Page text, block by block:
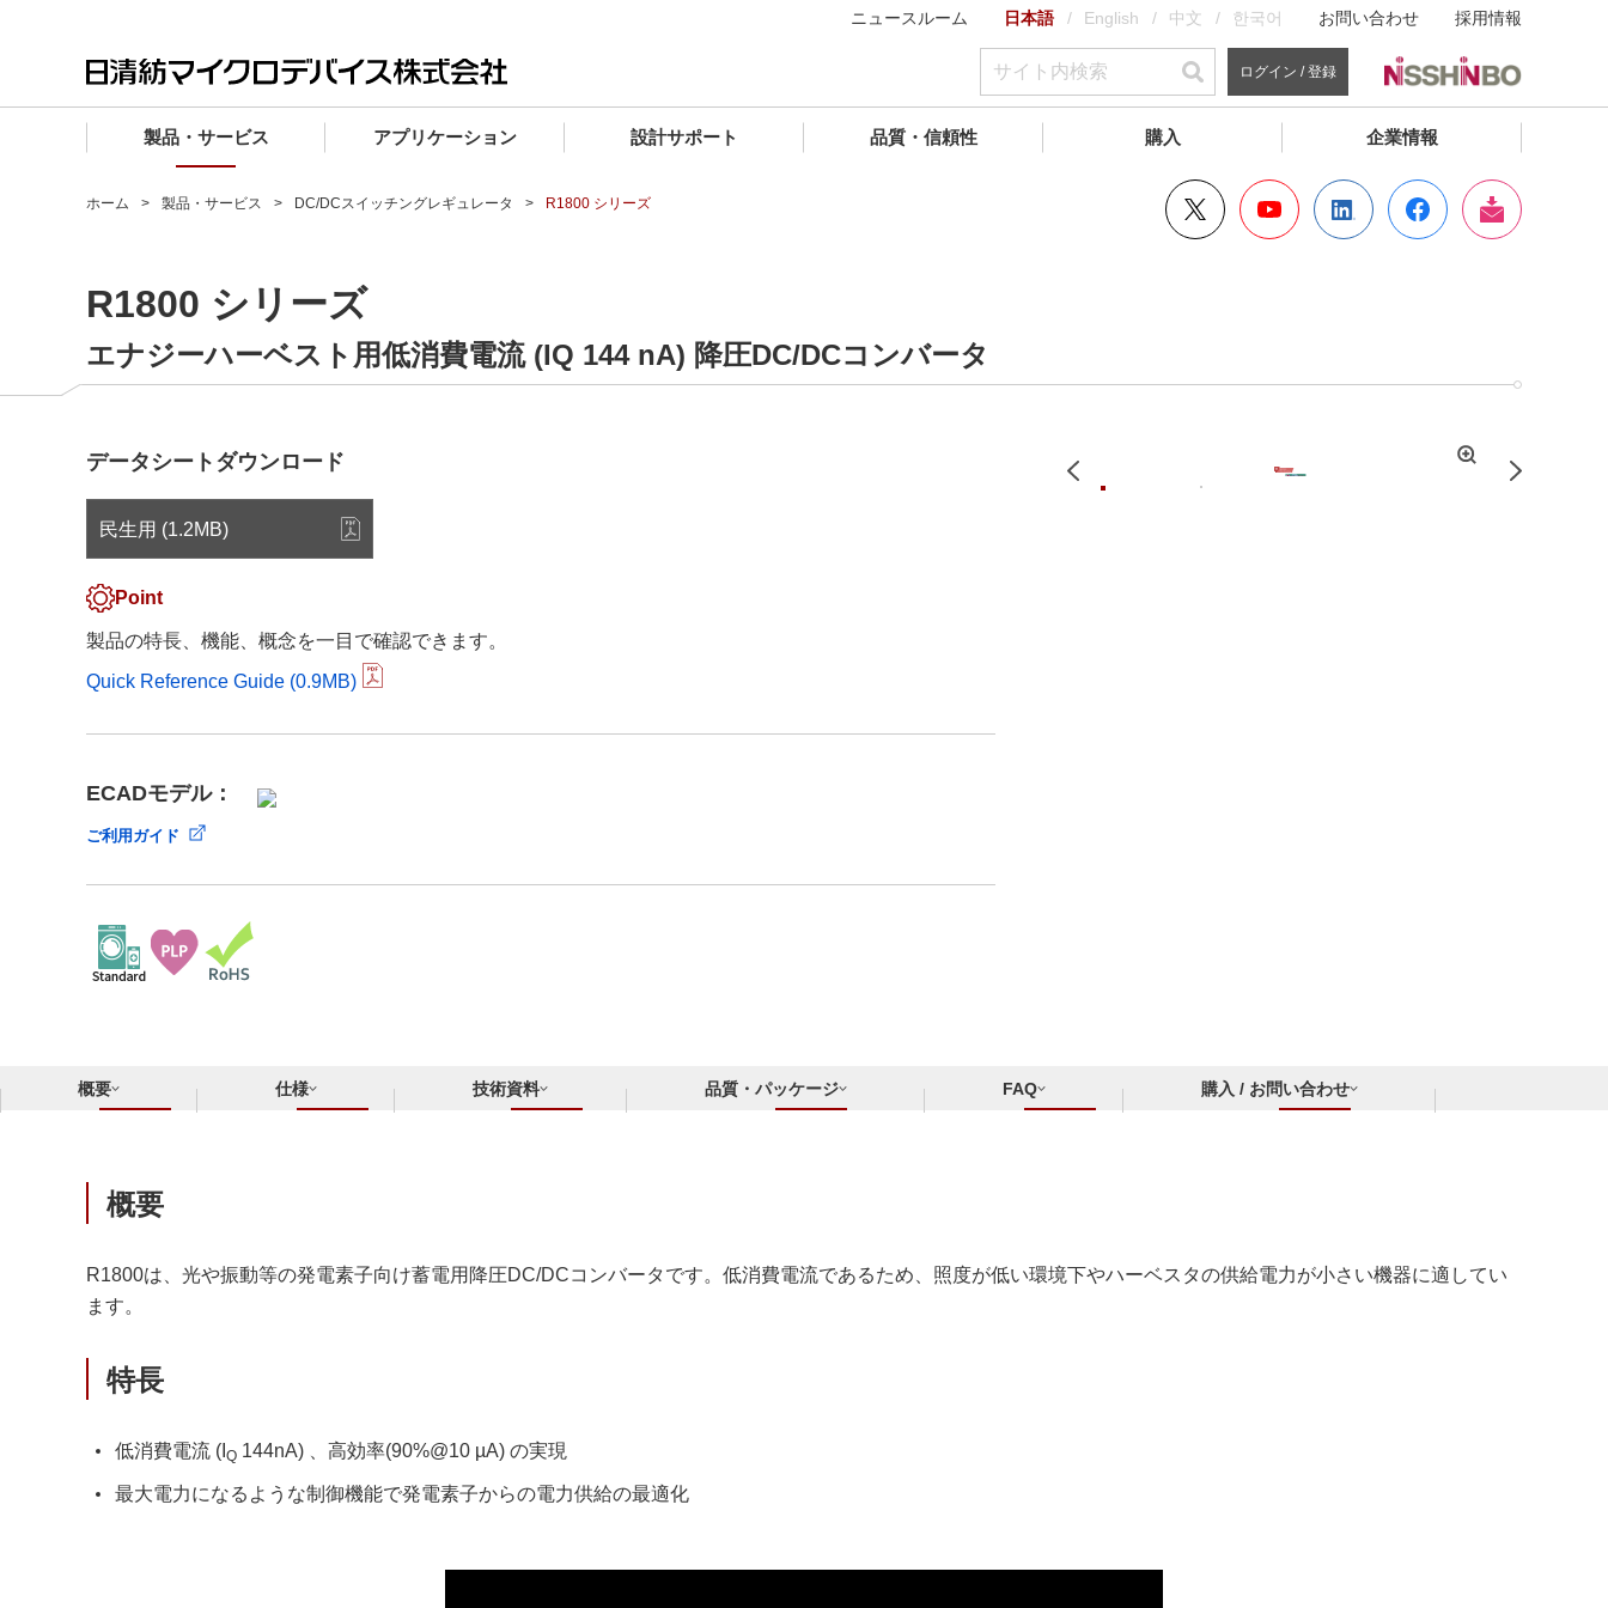
ニュースルーム 日本語 English 中文 한국어 お問い合わせ 採用情報
ログイン / 登録
製品・サービス
マイクロ波製品
ファウンドリサービス
MUSESオフィシャルWebサイト
クロスリファレンス検索
アプリケーション
車載機器向けIC
産業機器向けIC
設計サポート
マイクロ波製品
設計フローから探す (電子デバイス)
品質・信頼性
電子デバイス製品
マイクロ波製品
購入
マイクロ波製品
企業情報
企業理念
会社概要
サステナビリティ
早わかり日清紡マイクロデバイス
ホーム 製品・サービス DC/DCスイッチングレギュレータ R1800 シリーズ
R1800 シリーズ
エナジーハーベスト用低消費電流 (IQ 144 nA) 降圧DC/DCコンバータ
データシートダウンロード
民生用 (1.2MB)
Point
製品の特長、機能、概念を一目で確認できます。
Quick Reference Guide (0.9MB)
ECADモデル：
ご利用ガイド
Previous Next
拡
概要 仕様 技術資料 品質・パッケージ FAQ 購入 / お問い合わせ
概要
R1800は、光や振動等の発電素子向け蓄電用降圧DC/DCコンバータです。低消費電流であるため、照度が低い環境下やハーベスタの供給電力が小さい機器に適してい
ます。
特長
低消費電流 (I Q 144nA) 、高効率(90%@10 µA) の実現
最大電力になるような制御機能で発電素子からの電力供給の最適化